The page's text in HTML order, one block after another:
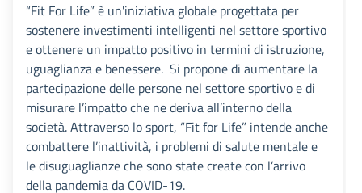
“Fit For Life” è un'iniziativa globale progettata per
sostenere investimenti intelligenti nel settore sportivo
e ottenere un impatto positivo in termini di istruzione,
uguaglianza e benessere. Si propone di aumentare la
partecipazione delle persone nel settore sportivo e di
misurare l’impatto che ne deriva all’interno della
società. Attraverso lo sport, “Fit for Life” intende anche
combattere l’inattività, i problemi di salute mentale e
le disuguaglianze che sono state create con l’arrivo
della pandemia da COVID-19.